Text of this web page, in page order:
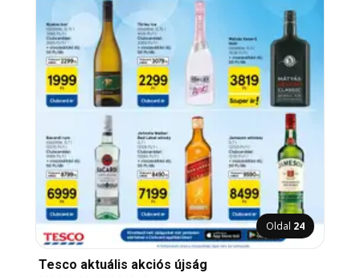
Oldal 24
Tesco aktuális akciós újság